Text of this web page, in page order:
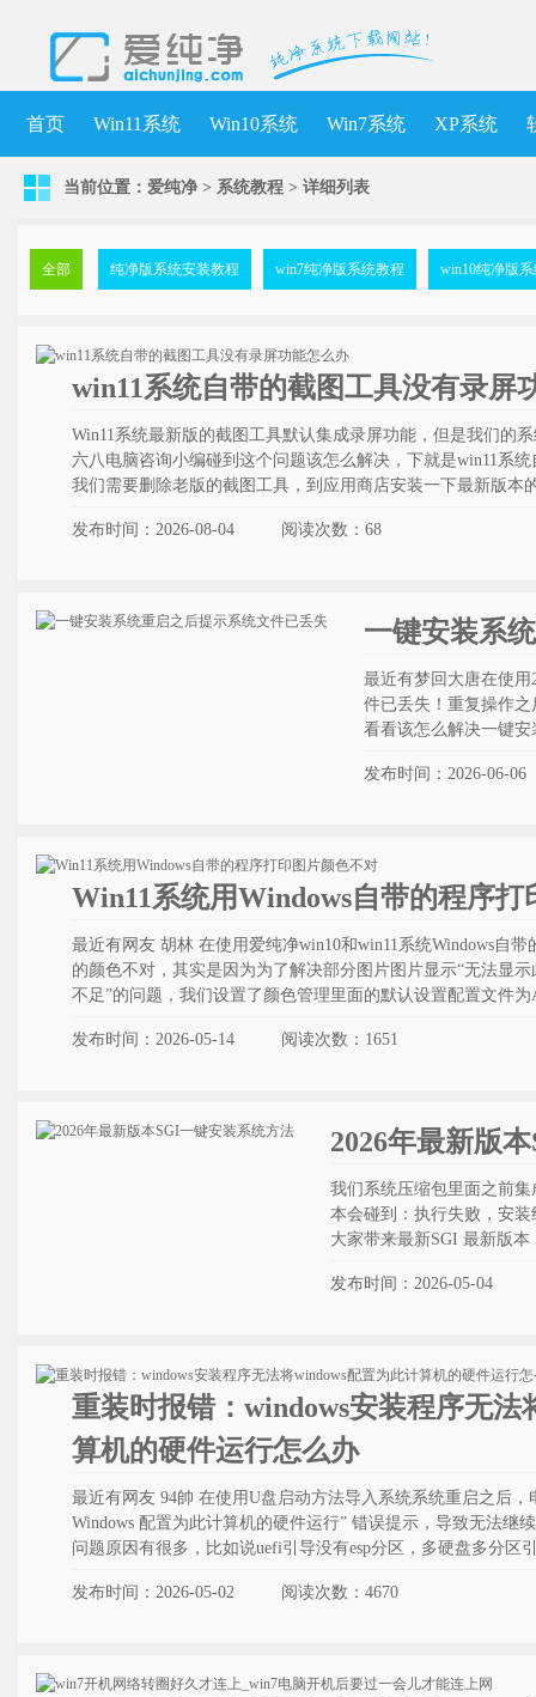
首页 Win11系统 Win10系统 Win7系统 XP系统
当前位置： 爱纯净 > 系统教程 > 详细列表
全部 纯净版系统安装教程 win7纯净版系统教程 win10纯净版
win11系统自带的截图工具没有录屏
Win11系统最新版的截图工具默认集成录屏功能，但是我们的
六八电脑咨询小编碰到这个问题该怎么解决，下就是win11系
我们需要删除老版的截图工具，到应用商店安装一下最新版本
发布时间：2026-08-04 阅读次数： 68
一键安装系
最近有梦回大唐在使
件已丢失！重复操作
看看该怎么解决一键
发布时间：2026-06-06
Win11系统用Windows自带的程序打
最近有网友 胡林 在使用爱纯净win10和win11系统Windows自
的颜色不对，其实是因为为了解决部分图片图片显示“无法显
不足”的问题，我们设置了颜色管理里面的默认设置配置文件为
发布时间：2026-05-14 阅读次数： 1651
2026年最新版
我们系统压缩包里面之前
本会碰到：执行失败，安
大家带来最新SGI 最新版本
发布时间：2026-05-04
重装时报错：windows安装程序无法
算机的硬件运行怎么办
最近有网友 94帥 在使用U盘启动方法导入系统系统重启之后，
Windows 配置为此计算机的硬件运行”‌ 错误提示，导致无法继
问题原因有很多，比如说uefi引导没有esp分区，多硬盘多分区
发布时间：2026-05-02 阅读次数： 4670